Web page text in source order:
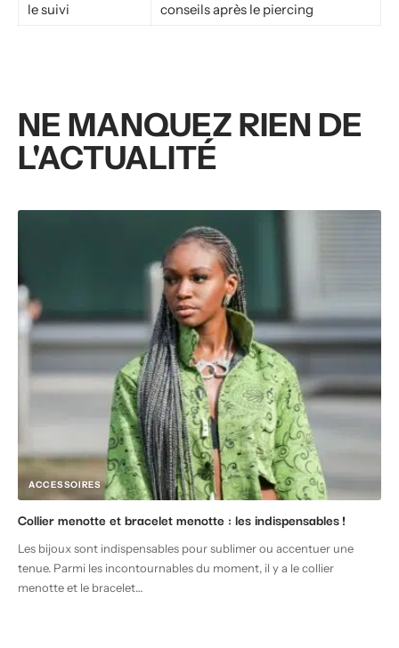
le suivi
conseils après le piercing
NE MANQUEZ RIEN DE
L'ACTUALITÉ
ACCESSOIRES
Collier menotte et bracelet menotte : les indispensables !
Les bijoux sont indispensables pour sublimer ou accentuer une
tenue. Parmi les incontournables du moment, il y a le collier
menotte et le bracelet…